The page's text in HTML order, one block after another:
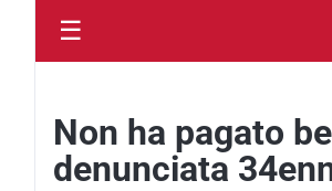
☰
Non ha pagato
denunciata